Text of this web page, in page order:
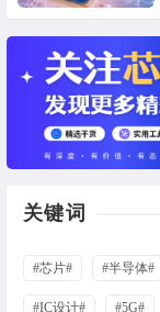
关键词
#芯片# #半导体#
#IC设计# #5G#